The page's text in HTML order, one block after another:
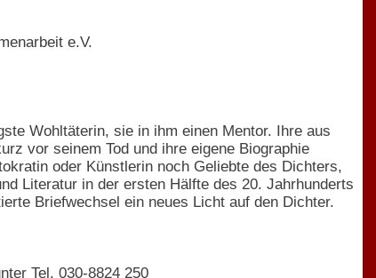
e.V.
Wohltäterin, sie in ihm einen Mentor. Ihre aus
vor seinem Tod und ihre eigene Biographie
oder Künstlerin noch Geliebte des Dichters,
Literatur in der ersten Hälfte des 20. Jahrhunderts
Briefwechsel ein neues Licht auf den Dichter.
Tel. 030-8824 250